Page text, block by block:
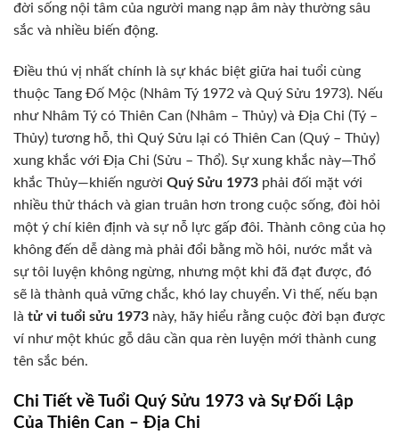
đời sống nội tâm của người mang nạp âm này thường sâu
sắc và nhiều biến động.
Điều thú vị nhất chính là sự khác biệt giữa hai tuổi cùng
thuộc Tang Đố Mộc (Nhâm Tý 1972 và Quý Sửu 1973). Nếu
như Nhâm Tý có Thiên Can (Nhâm – Thủy) và Địa Chi (Tý –
Thủy) tương hỗ, thì Quý Sửu lại có Thiên Can (Quý – Thủy)
xung khắc với Địa Chi (Sửu – Thổ). Sự xung khắc này—Thổ
khắc Thủy—khiến người Quý Sửu 1973 phải đối mặt với
nhiều thử thách và gian truân hơn trong cuộc sống, đòi hỏi
một ý chí kiên định và sự nỗ lực gấp đôi. Thành công của họ
không đến dễ dàng mà phải đổi bằng mồ hôi, nước mắt và
sự tôi luyện không ngừng, nhưng một khi đã đạt được, đó
sẽ là thành quả vững chắc, khó lay chuyển. Vì thế, nếu bạn
là tử vi tuổi sửu 1973 này, hãy hiểu rằng cuộc đời bạn được
ví như một khúc gỗ dâu cần qua rèn luyện mới thành cung
tên sắc bén.
Chi Tiết về Tuổi Quý Sửu 1973 và Sự Đối Lập
Của Thiên Can – Địa Chi